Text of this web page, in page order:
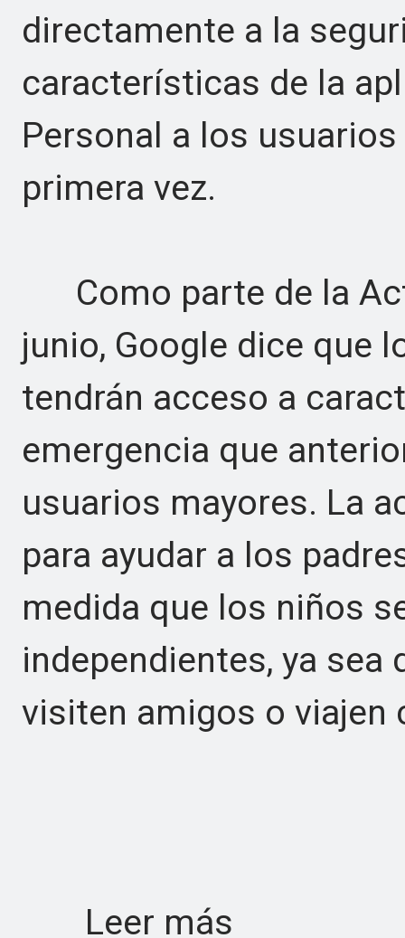
directamente a la
características de la
Personal a los
primera vez.
Como parte de la
junio, Google dice que
tendrán acceso a
emergencia que
usuarios mayores. La
para ayudar a los
medida que los niños
independientes, ya sea
visiten amigos o viajen
Leer más